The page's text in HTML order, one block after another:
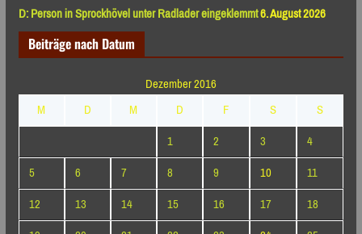
D: Person in Sprockhövel unter Radlader eingeklemmt6. August 2026
Beiträge nach Datum
Dezember 2016
M
D M D F S
S
1
2 3
4
5
6 7 8 9 10
11
12
13 14 15 16 17
18